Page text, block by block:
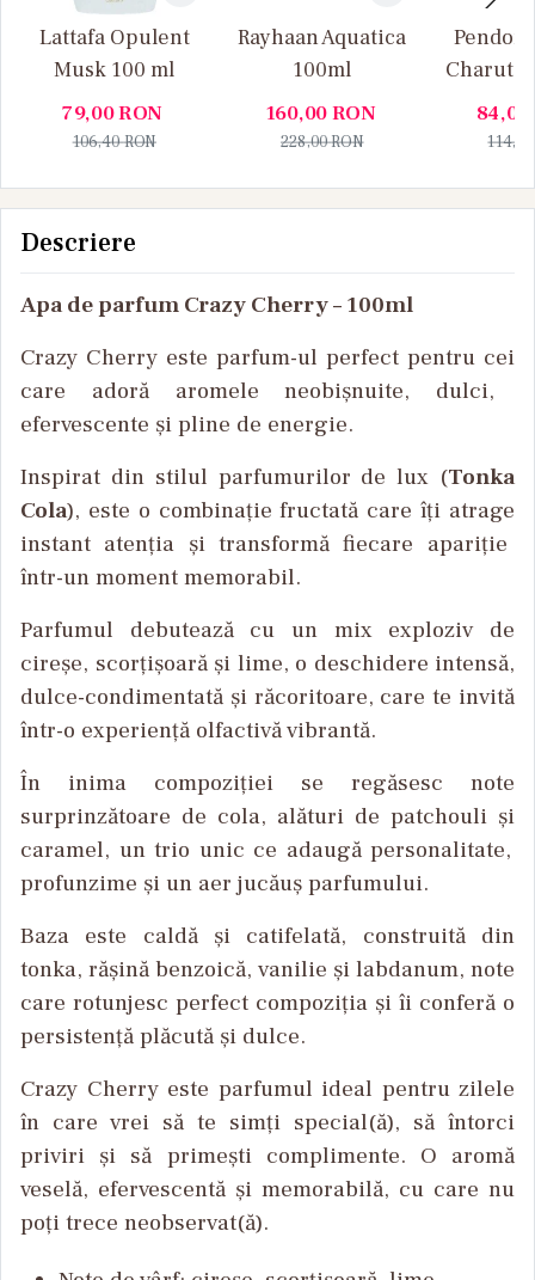
Lattafa Opulent
Musk 100 ml
79,00RON
106,40RON
Rayhaan Aquatica
100ml
160,00RON
228,00RON
Charuto
84,00
Descriere
Apa de parfum Crazy Cherry – 100ml
Crazy Cherry este parfum-ul perfect pentru cei
care adoră aromele neobișnuite, dulci,
efervescente și pline de energie.
Inspirat din stilul parfumurilor de lux (Tonka
Cola), este o combinație fructată careîți atrage
instant atenția și transformă fiecare apariție
într-un moment memorabil.
Parfumul
debuteazăcu un mix explozivde
cireșe, scorțișoară și lime, o deschidere intensă,
dulce-condimentată și răcoritoare, carete invită
într-o experiență olfactivăvibrantă.
În
inima compoziției se regăsesc note
surprinzătoare de cola, alături de patchouli și
caramel, un trio unic ce adaugă personalitate,
profunzime și un aer jucăuș parfumului.
Baza este caldă și catifelată, construitădin
tonka,rășină benzoică, vanilie șilabdanum, note
care rotunjesc perfect compoziția și îi conferă o
persistență plăcută și dulce.
Crazy Cherry este parfumul ideal pentru zilele
în care vrei să te simți special(ă), să întorci
priviri și să primești complimente. O aromă
veselă, efervescentă și memorabilă, cu care nu
poți trece neobservat(ă).